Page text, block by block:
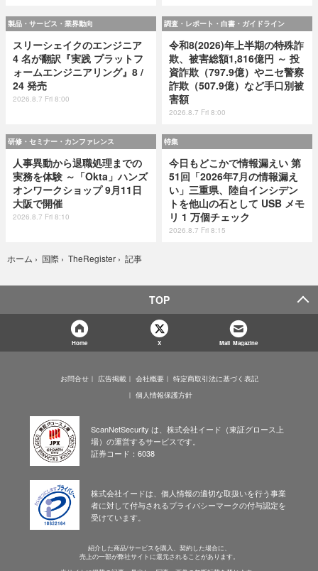
製品・サービス・業界動向
スリーシェイクのエンジニア
4 名が翻訳『実践 プラットフ
ォームエンジニアリング』8 /
24 発売
2026.8.7 Fri 8:00
調査・レポート・白書・ガイドライン
令和8(2026)年上半期の特殊詐
欺、被害総額1,816億円 ～ 投
資詐欺（797.9億）やニセ警察
詐欺（507.9億）など手口別被
害額
2026.8.7 Fri 8:00
研修・セミナー・カンファレンス
人事異動から退職処理までの
実務を体験 ～「Okta」ハンズ
オンワークショップ 9月11日
大阪で開催
2026.8.7 Fri 8:10
特集
今日もどこかで情報漏えい 第
51回「2026年7月の情報漏え
い」三重県、陸自インシデン
トを他山の石として USB メモ
リ 1 万個チェック
2026.8.7 Fri 8:15
ホーム › 国際 › TheRegister › 記事
TOP
Home X Mail Magazine
お問合せ 広告掲載 会社概要
特定商取引法に基づく表記
個人情報保護方針
ScanNetSecurity は、株式会社イード（東証グロース上
場）の運営するサービスです。
証券コード：6038
株式会社イードは、個人情報の適切な取扱いを行う事業
者に対して付与されるプライバシーマークの付与認定を
受けています。
紹介した商品/サービスを購入、契約した場合に、
売上の一部が弊社サイトに還元されることがあります。